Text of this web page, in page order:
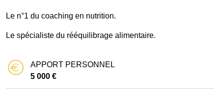
Le n°1 du coaching en nutrition.
Le spécialiste du rééquilibrage alimentaire.
APPORT PERSONNEL
5 000 €